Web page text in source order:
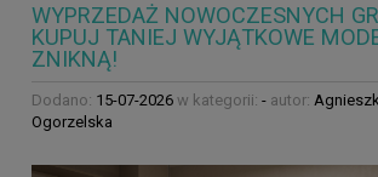
WYPRZEDAŻ NOWOCZESNYCH
KUPUJ TANIEJ WYJĄTKOWE
ZNIKNĄ!
Dodano: 15-07-2026 w kategorii: - autor:
Ogorzelska